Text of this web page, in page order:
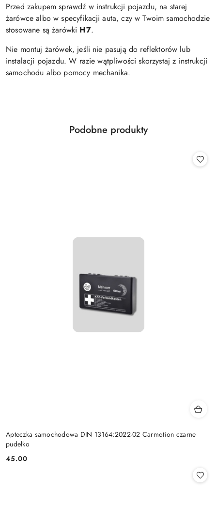
Przed zakupem sprawdź w instrukcji pojazdu, na starej
żarówce albo w specyfikacji auta, czy w Twoim samochodzie
stosowane są żarówki H7.
Nie montuj żarówek, jeśli nie pasują do reflektorów lub
instalacji pojazdu. W razie wątpliwości skorzystaj z instrukcji
samochodu albo pomocy mechanika.
Pomiń karuzelę produktów
Produkty
Podobne produkty
Apteczka samochodowa DIN 13164:2022-02 Carmotion czarne
pudełko
Cena:
45.00